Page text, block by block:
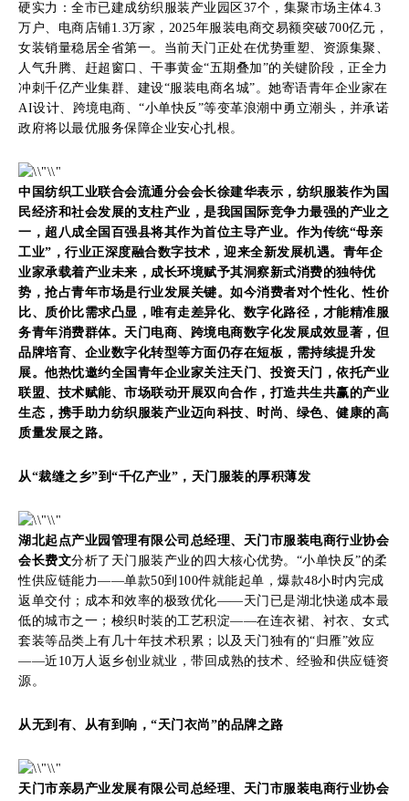
硬实力：全市已建成纺织服装产业园区37个，集聚市场主体4.3
万户、电商店铺1.3万家，2025年服装电商交易额突破700亿元，
女装销量稳居全省第一。当前天门正处在优势重塑、资源集聚、
人气升腾、赶超窗口、干事黄金“五期叠加”的关键阶段，正全力
冲刺千亿产业集群、建设“服装电商名城”。她寄语青年企业家在
AI设计、跨境电商、“小单快反”等变革浪潮中勇立潮头，并承诺
政府将以最优服务保障企业安心扎根。
中国纺织工业联合会流通分会会长徐建华表示，纺织服装作为国
民经济和社会发展的支柱产业，是我国国际竞争力最强的产业之
一，超八成全国百强县将其作为首位主导产业。作为传统“母亲
工业”，行业正深度融合数字技术，迎来全新发展机遇。青年企
业家承载着产业未来，成长环境赋予其洞察新式消费的独特优
势，抢占青年市场是行业发展关键。如今消费者对个性化、性价
比、质价比需求凸显，唯有走差异化、数字化路径，才能精准服
务青年消费群体。天门电商、跨境电商数字化发展成效显著，但
品牌培育、企业数字化转型等方面仍存在短板，需持续提升发
展。他热忱邀约全国青年企业家关注天门、投资天门，依托产业
联盟、技术赋能、市场联动开展双向合作，打造共生共赢的产业
生态，携手助力纺织服装产业迈向科技、时尚、绿色、健康的高
质量发展之路。
从“裁缝之乡”到“千亿产业”，天门服装的厚积薄发
湖北起点产业园管理有限公司总经理、天门市服装电商行业协会
会长费文分析了天门服装产业的四大核心优势。“小单快反”的柔
性供应链能力——单款50到100件就能起单，爆款48小时内完成
返单交付；成本和效率的极致优化——天门已是湖北快递成本最
低的城市之一；梭织时装的工艺积淀——在连衣裙、衬衣、女式
套装等品类上有几十年技术积累；以及天门独有的“归雁”效应
——近10万人返乡创业就业，带回成熟的技术、经验和供应链资
源。
从无到有、从有到响，“天门衣尚”的品牌之路
天门市亲易产业发展有限公司总经理、天门市服装电商行业协会